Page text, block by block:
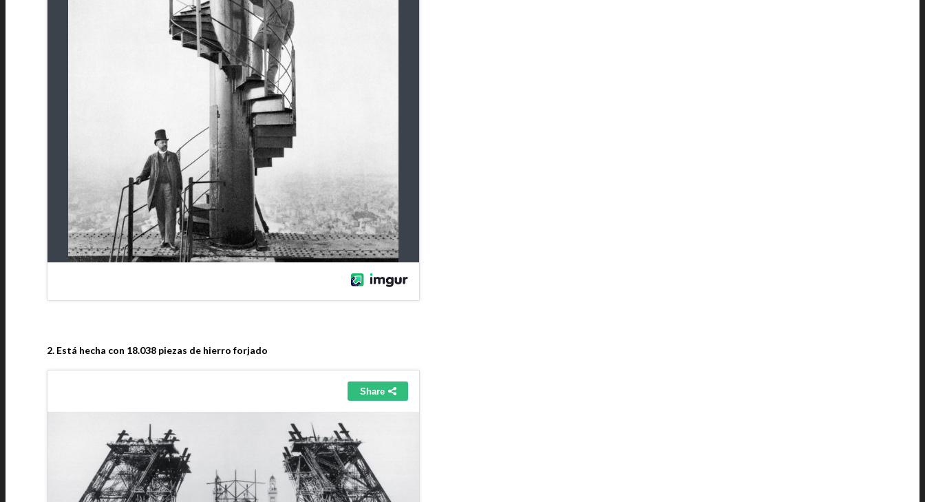
2. Está hecha con 18.038 piezas de hierro forjado